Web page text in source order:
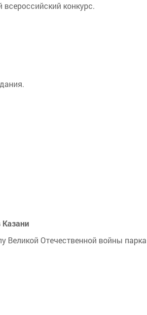
конкурс.
Отечественной войны парка